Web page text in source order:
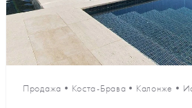
Продажа • Коста-Брава • Калонже •